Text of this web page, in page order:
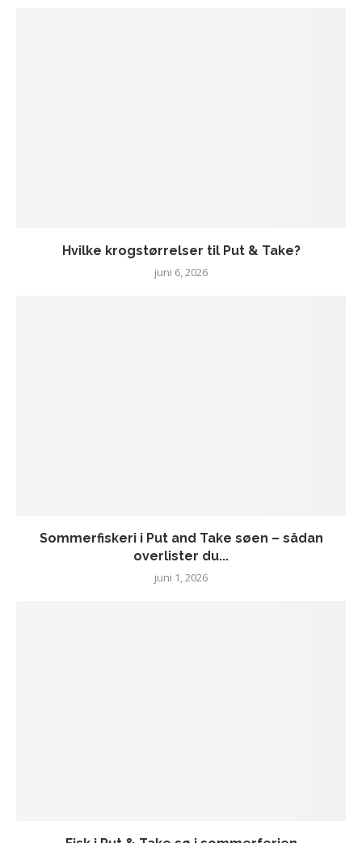
Hvilke krogstørrelser til Put & Take?
juni 6, 2026
Sommerfiskeri i Put and Take søen – sådan
overlister du...
juni 1, 2026